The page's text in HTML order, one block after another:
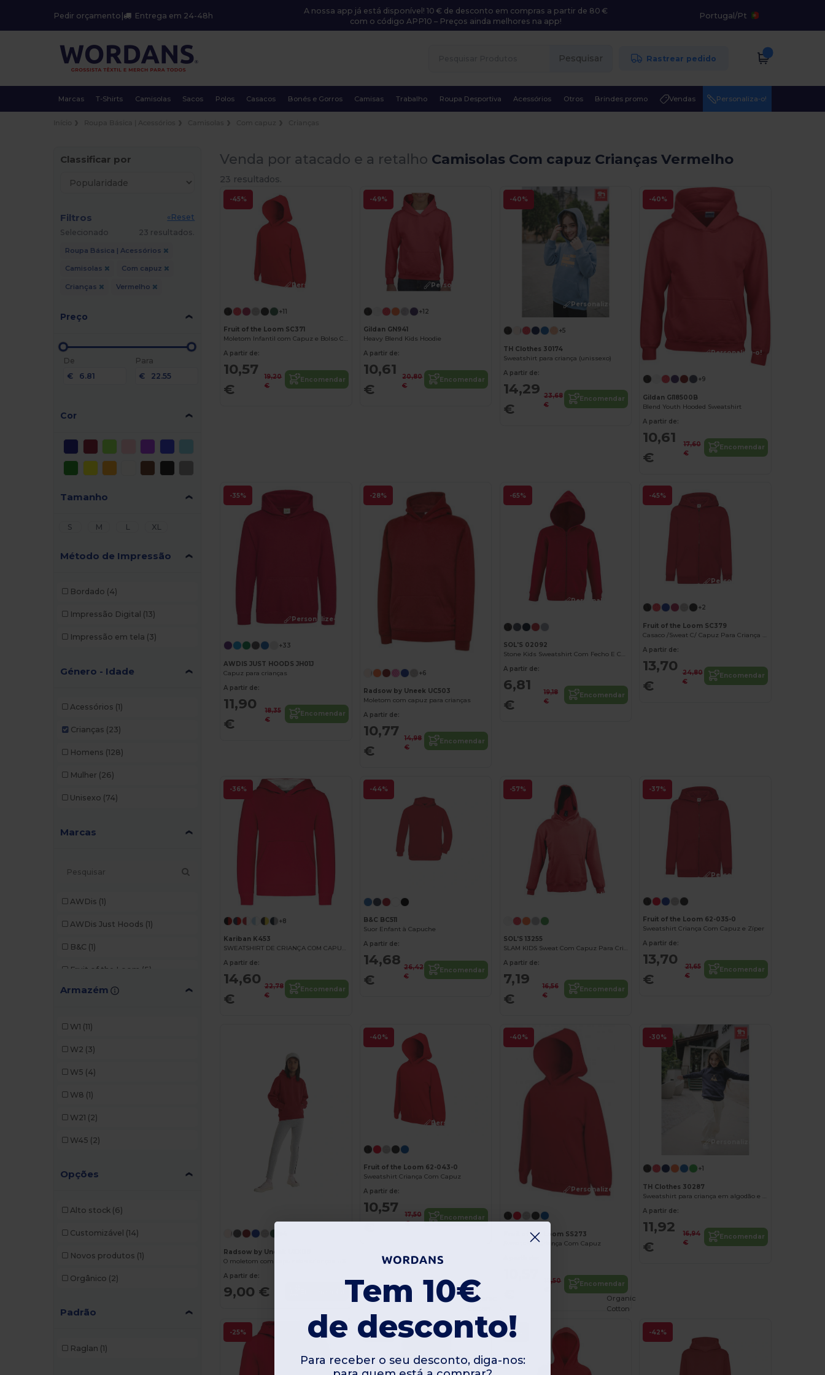
Pedir orçamento | Entrega em 24-48h
A nossa app já está disponível! 10 € de desconto em compras a partir de 80 €
com o código APP10 – Preços ainda melhores na app!
Portugal/Pt
Pesquisar Rastrear pedido
Marcas T-Shirts Camisolas Sacos Polos Casacos Bonés e Gorros Camisas Trabalho Roupa Desportiva Acessórios Otros Brindes promo Vendas Personaliza-o!
Classificar por
Filtros
«Reset
Selecionado
23 resultados.
Roupa Básica | Acessórios
Camisolas Com capuz
Crianças Vermelho
Preço
De
€
Para
€
Cor
Tamanho
S M L XL
Método de Impressão
Bordado (4)
Impressão Digital (13)
Impressão em tela (3)
Género - Idade
Acessórios (1)
Crianças (23)
Homens (128)
Mulher (26)
Unisexo (74)
Marcas
AWDis (1)
AWDis Just Hoods (1)
B&C (1)
Fruit of the Loom (5)
Gildan (3)
Armazém
W1 (11)
W2 (3)
W5 (4)
W8 (1)
W21 (2)
W45 (2)
Opções
Alto stock (6)
Customizável (14)
Novos produtos (1)
Orgânico (2)
Padrão
Raglan (1)
Venda por atacado e a retalho Camisolas Com capuz Crianças Vermelho
23 resultados.
-45%
Personalize-o!
+11
Fruit of the Loom SC371
Moletom Infantil com Capuz e Bolso Canguru
A partir de:
10,57
€
19,20
€
Encomendar
-49%
Personalize-o!
+12
Gildan GN941
Heavy Blend Kids Hoodie
A partir de:
10,61
€
20,80
€
Encomendar
-40%
Personalize-o!
+5
TH Clothes 30174
Sweatshirt para criança (unissexo)
A partir de:
14,29
€
23,68
€
Encomendar
-40%
Personalize-o!
+9
Gildan GI18500B
Blend Youth Hooded Sweatshirt
A partir de:
10,61
€
17,60
€
Encomendar
-35%
Personalize-o!
+33
AWDIS JUST HOODS JH01J
Capuz para crianças
A partir de:
11,90
€
18,35
€
Encomendar
-28%
+6
Radsow by Uneek UC503
Moletom com capuz para crianças
A partir de:
10,77
€
14,98
€
Encomendar
-65%
Personalize-o!
SOL'S 02092
Stone Kids Sweatshirt Com Fecho E Capuz
A partir de:
6,81
€
19,18
€
Encomendar
-45%
Personalize-o!
+2
Fruit of the Loom SC379
Casaco /Sweat C/ Capuz Para Criança (62-045-0)
A partir de:
13,70
€
24,80
€
Encomendar
-36%
+8
Kariban K453
SWEATSHIRT DE CRIANÇA COM CAPUZ EM CONTRASTE
A partir de:
14,60
€
22,78
€
Encomendar
-44%
B&C BC511
Suor Enfant à Capuche
A partir de:
14,68
€
26,42
€
Encomendar
-57%
Personalize-o!
SOL'S 13255
SLAM KIDS Sweat Com Capuz Para Criança
A partir de:
7,19
€
16,56
€
Encomendar
-37%
Personalize-o!
Fruit of the Loom 62-035-0
Sweatshirt Criança Com Capuz e Zíper
A partir de:
13,70
€
21,65
€
Encomendar
Radsow by Uneek UXX08
O moletom com capuz das crianças UX
A partir de:
9,00 €
-40%
Personalize-o!
Fruit of the Loom 62-043-0
Sweatshirt Criança Com Capuz
A partir de:
10,57
€
17,50
€
Encomendar
-40%
Personalize-o!
Fruit of the Loom SS273
Sweatshirt Criança Com Capuz
17,50
Encomendar
-30%
Personalize-o!
+1
TH Clothes 30287
Sweatshirt para criança em algodão e poliéster reciclado
A partir de:
11,92
€
16,94
€
Encomendar
-25% -40% -9%
Organic
-42%
Organic
Cotton
Tem 10€
de desconto!
Para receber o seu desconto, diga-nos: